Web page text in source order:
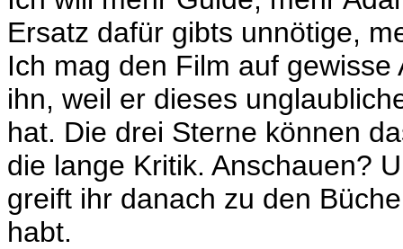
Ersatz dafür gibts unnötige,
Ich mag den Film auf
ihn, weil er dieses
hat. Die drei Sterne können
die lange Kritik. Anschauen?
greift ihr danach zu den
habt.